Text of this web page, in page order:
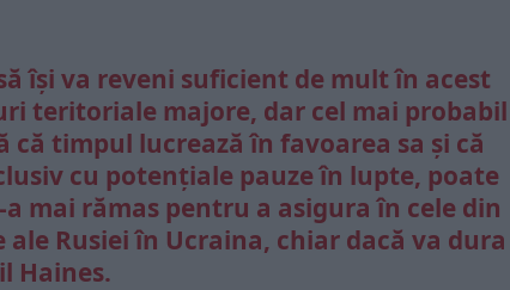
își va reveni suficient de mult în acest
teritoriale majore, dar cel mai probabil
timpul lucrează în favoarea sa și că
cu potențiale pauze în lupte, poate
mai rămas pentru a asigura în cele din
Rusiei în Ucraina, chiar dacă va dura
Haines.